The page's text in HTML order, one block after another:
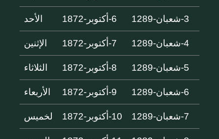
3-شعبان-1289 6-أكتوبر-1872 الأحد
4-شعبان-1289 7-أكتوبر-1872 الإثنين
5-شعبان-1289 8-أكتوبر-1872 الثلاثاء
6-شعبان-1289 9-أكتوبر-1872 الأربعاء
7-شعبان-1289 10-أكتوبر-1872 لخميس